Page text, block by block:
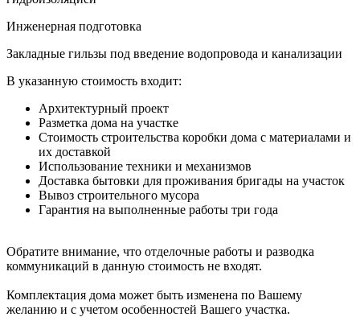
Инженерная подготовка
Закладные гильзы под введение водопровода и канализации
В указанную стоимость входит:
Архитектурный проект
Разметка дома на участке
Стоимость строительства коробки дома с материалами и
их доставкой
Использование техники и механизмов
Доставка бытовки для проживания бригады на участок
Вывоз строительного мусора
Гарантия на выполненные работы три года
Обратите внимание, что отделочные работы и разводка
коммуникаций в данную стоимость не входят.
Комплектация дома может быть изменена по Вашему
желанию и с учетом особенностей Вашего участка.